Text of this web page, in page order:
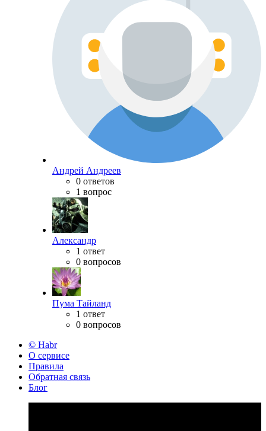
Андрей Андреев
0 ответов
1 вопрос
Александр
1 ответ
0 вопросов
Пума Тайланд
1 ответ
0 вопросов
© Habr
О сервисе
Правила
Обратная связь
Блог